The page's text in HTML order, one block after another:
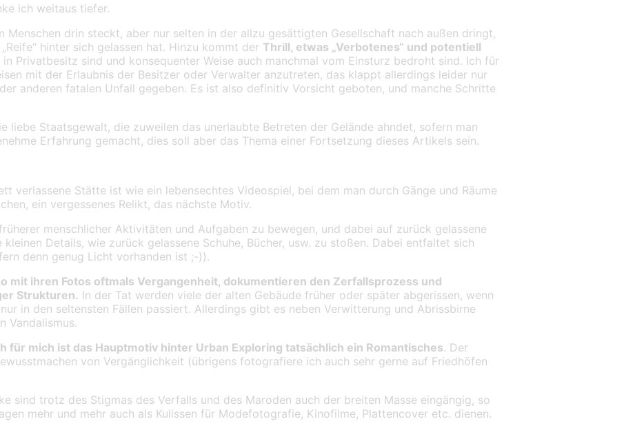
ich weitaus tiefer.
Menschen drin steckt, aber nur selten in der allzu gesättigten Gesellschaft nach außen dringt,
hinter sich gelassen hat. Hinzu kommt der Thrill, etwas „Verbotenes“ und potentiell
Privatbesitz sind und konsequenter Weise auch manchmal vom Einsturz bedroht sind. Ich für
mit der Erlaubnis der Besitzer oder Verwalter anzutreten, das klappt allerdings leider nur
anderen fatalen Unfall gegeben. Es ist also definitiv Vorsicht geboten, und manche Schritte
liebe Staatsgewalt, die zuweilen das unerlaubte Betreten der Gelände ahndet, sofern man
Erfahrung gemacht, dies soll aber das Thema einer Fortsetzung dieses Artikels sein.
verlassene Stätte ist wie ein lebensechtes Videospiel, bei dem man durch Gänge und Räume
ein vergessenes Relikt, das nächste Motiv.
menschlicher Aktivitäten und Aufgaben zu bewegen, und dabei auf zurück gelassene
Details, wie zurück gelassene Schuhe, Bücher, usw. zu stoßen. Dabei entfaltet sich
denn genug Licht vorhanden ist ;-)).
mit ihren Fotos oftmals Vergangenheit, dokumentieren den Zerfallsprozess und
Strukturen. In der Tat werden viele der alten Gebäude früher oder später abgerissen, wenn
in den seltensten Fällen passiert. Allerdings gibt es neben Verwitterung und Abrissbirne
Vandalismus.
für mich ist das Hauptmotiv hinter Urban Exploring tatsächlich ein Romantisches. Der
von Vergänglichkeit (übrigens fotografiere ich auch sehr gerne auf Friedhöfen
sind trotz des Stigmas des Verfalls und des Maroden auch der breiten Masse eingängig, so
mehr und mehr auch als Kulissen für Modefotografie, Kinofilme, Plattencover etc. dienen.